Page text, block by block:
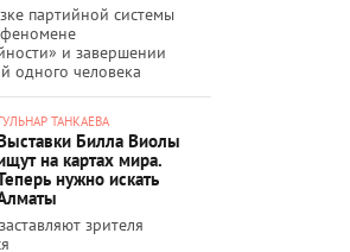
партийной системы
феномене
и завершении
одного человека
ТАНКАЕВА
Билла Виолы
на картах мира.
нужно искать
зрителя